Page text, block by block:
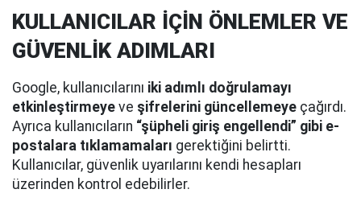
KULLANICILAR İÇİN ÖNLEMLER VE
GÜVENLİK ADIMLARI
Google, kullanıcılarını iki adımlı doğrulamayı
etkinleştirmeye ve şifrelerini güncellemeye çağırdı.
Ayrıca kullanıcıların “şüpheli giriş engellendi” gibi e-
postalara tıklamamaları gerektiğini belirtti.
Kullanıcılar, güvenlik uyarılarını kendi hesapları
üzerinden kontrol edebilirler.